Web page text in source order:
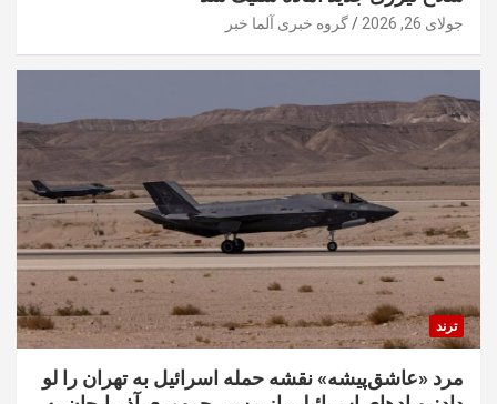
جولای 26, 2026 گروه خبری آلما خبر
ترند
مرد «عاشق‌پیشه» نقشه حمله اسرائیل به تهران را لو